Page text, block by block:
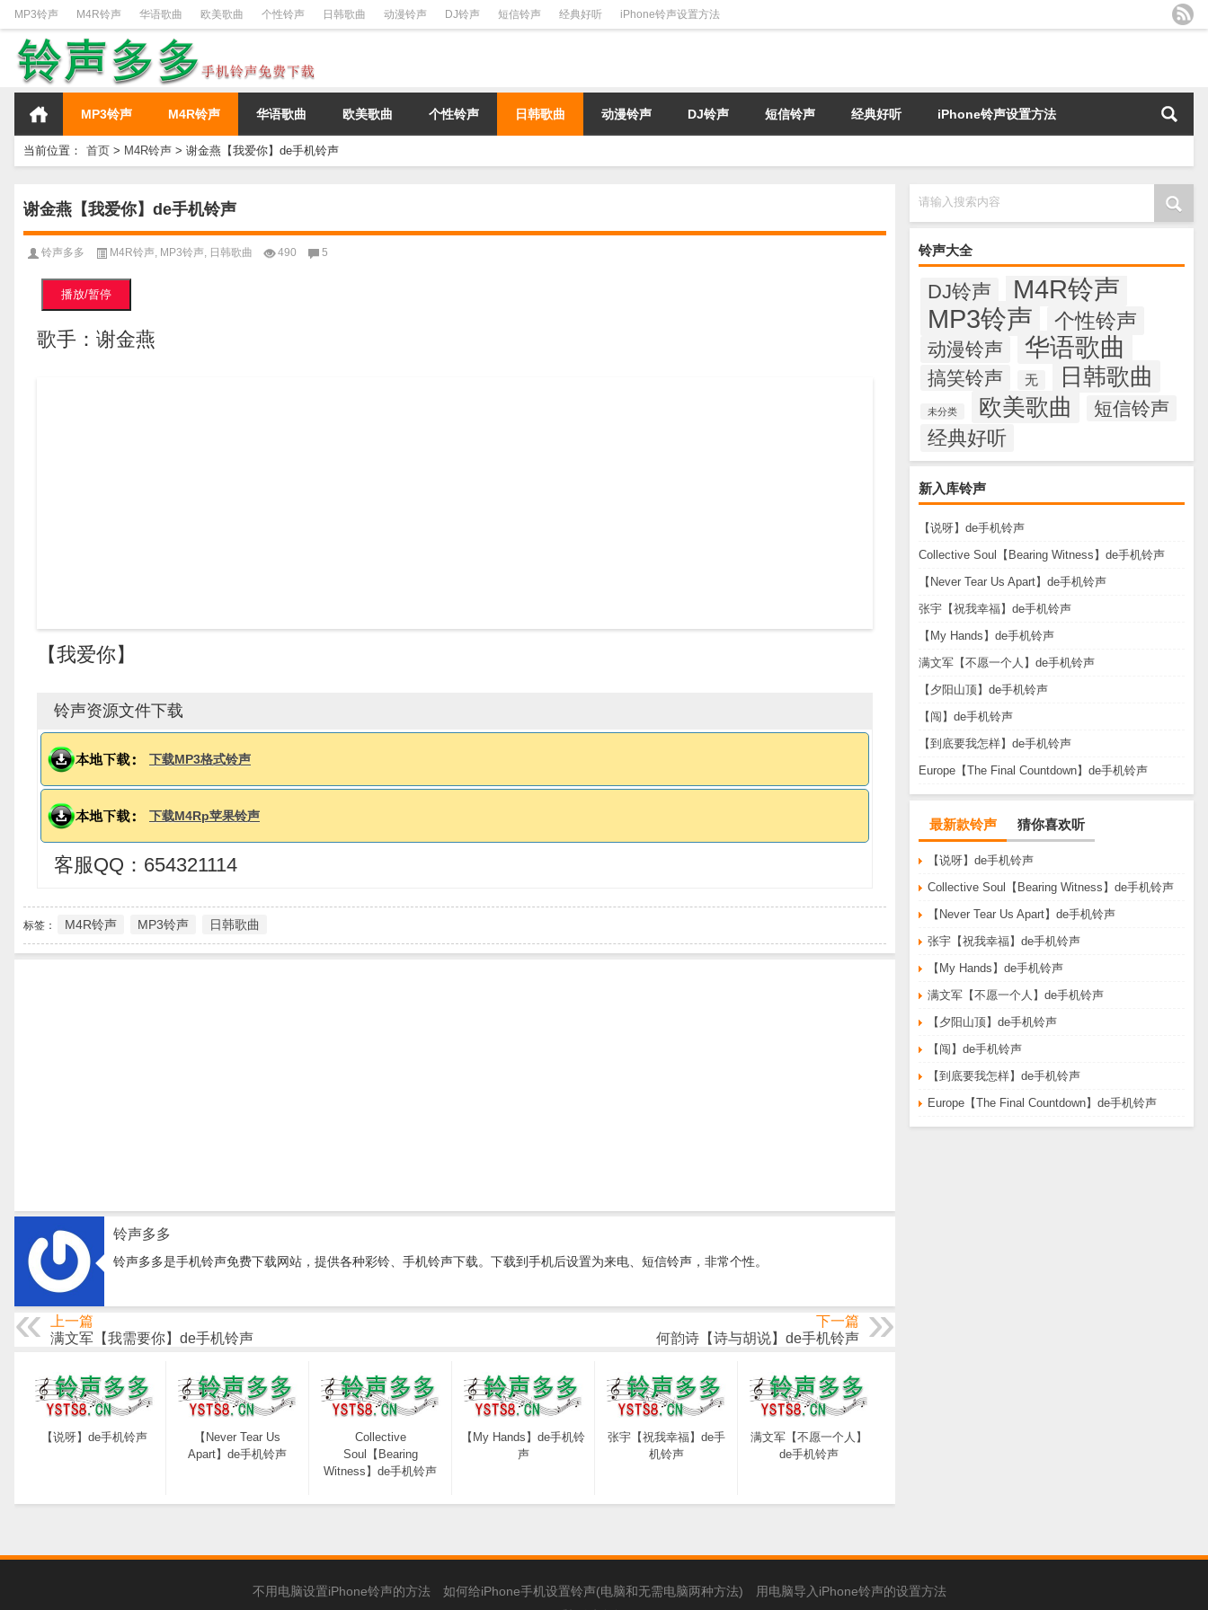
MP3铃声 M4R铃声 华语歌曲 欧美歌曲 个性铃声 日韩歌曲 动漫铃声 DJ铃声 短信铃声 经典好听 iPhone铃声设置方法
MP3铃声 M4R铃声 华语歌曲 欧美歌曲 个性铃声 日韩歌曲 动漫铃声 DJ铃声 短信铃声 经典好听 iPhone铃声设置方法
当前位置： 首页 > M4R铃声 > 谢金燕【我爱你】de手机铃声
请输入搜索内容
铃声大全
DJ铃声
M4R铃声
MP3铃声
个性铃声
动漫铃声 华语歌曲
搞笑铃声 无 日韩歌曲
未分类 欧美歌曲 短信铃声
经典好听
新入库铃声
【说呀】de手机铃声
Collective Soul【Bearing Witness】de手机铃声
【Never Tear Us Apart】de手机铃声
张宇【祝我幸福】de手机铃声
【My Hands】de手机铃声
满文军【不愿一个人】de手机铃声
【夕阳山顶】de手机铃声
【闯】de手机铃声
【到底要我怎样】de手机铃声
Europe【The Final Countdown】de手机铃声
最新款铃声 猜你喜欢听
【说呀】de手机铃声
Collective Soul【Bearing Witness】de手机铃声
【Never Tear Us Apart】de手机铃声
张宇【祝我幸福】de手机铃声
【My Hands】de手机铃声
满文军【不愿一个人】de手机铃声
【夕阳山顶】de手机铃声
【闯】de手机铃声
【到底要我怎样】de手机铃声
Europe【The Final Countdown】de手机铃声
谢金燕【我爱你】de手机铃声
铃声多多 M4R铃声, MP3铃声, 日韩歌曲 490 5
播放/暂停
歌手：谢金燕
【我爱你】
铃声资源文件下载
下载MP3格式铃声
下载M4Rp苹果铃声
客服QQ：654321114
标签： M4R铃声 MP3铃声 日韩歌曲
铃声多多
铃声多多是手机铃声免费下载网站，提供各种彩铃、手机铃声下载。下载到手机后设置为来电、短信铃声，非常个性。
上一篇
满文军【我需要你】de手机铃声
下一篇
何韵诗【诗与胡说】de手机铃声
【说呀】de手机铃声
【Never Tear Us
Apart】de手机铃声
Collective
Soul【Bearing
Witness】de手机铃声
【My Hands】de手机铃
声
张宇【祝我幸福】de手
机铃声
满文军【不愿一个人】
de手机铃声
不用电脑设置iPhone铃声的方法 如何给iPhone手机设置铃声(电脑和无需电脑两种方法) 用电脑导入iPhone铃声的设置方法